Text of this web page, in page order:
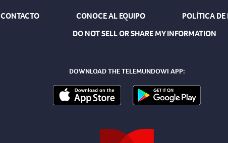
CONTACTO CONOCE AL EQUIPO POLÍTICA DE
DO NOT SELL OR SHARE MY INFORMATION
DOWNLOAD THE TELEMUNDOWI APP: